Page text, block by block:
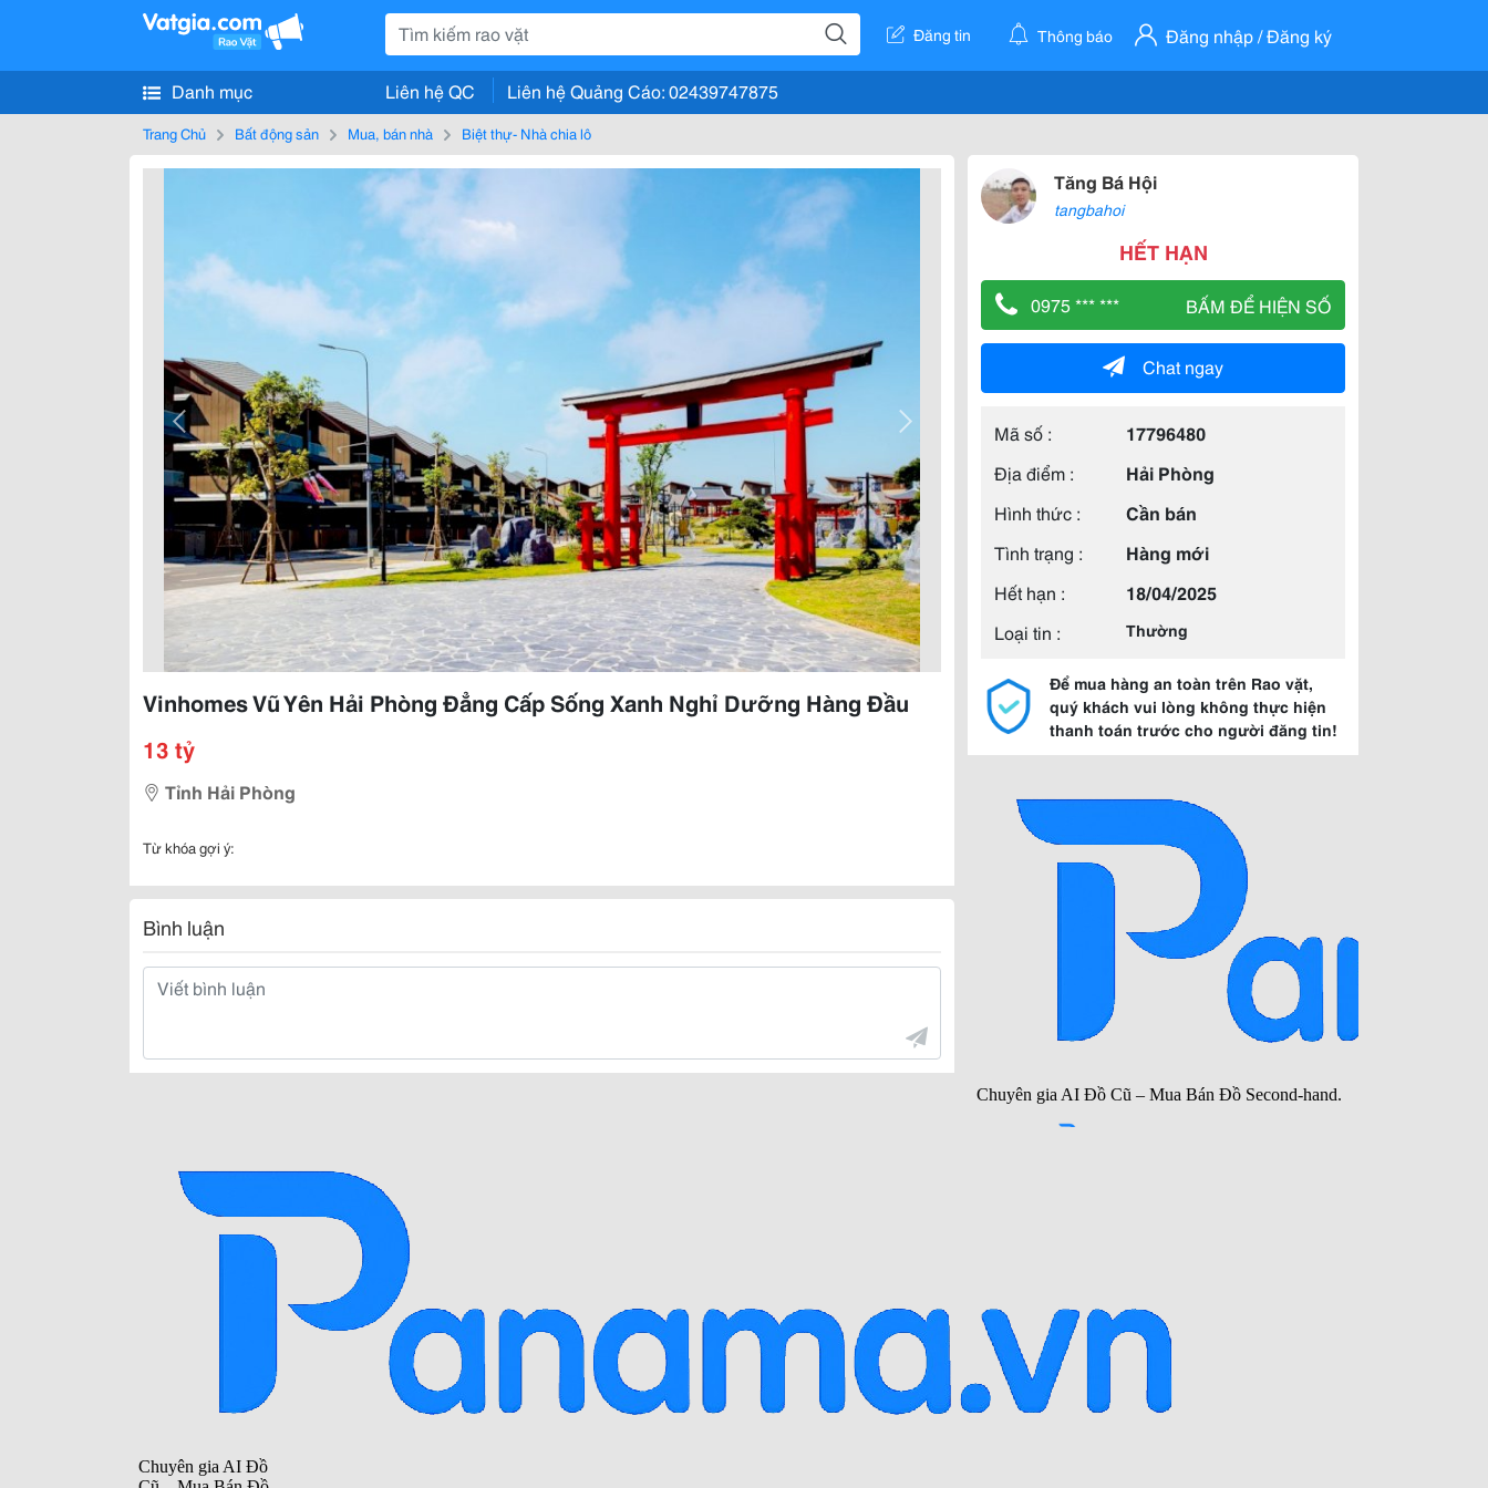
Đăng tin Thông báo Đăng nhập / Đăng ký
Danh mục Liên hệ QC Liên hệ Quảng Cáo: 02439747875
Trang Chủ Bất động sản Mua, bán nhà Biệt thự- Nhà chia lô
Vinhomes Vũ Yên Hải Phòng Đẳng Cấp Sống Xanh Nghỉ Dưỡng Hàng Đầu
13 tỷ
Tỉnh Hải Phòng
Từ khóa gợi ý:
Bình luận
Tăng Bá Hội
tangbahoi
HẾT HẠN
0975 *** *** BẤM ĐỂ HIỆN SỐ
Chat ngay
Mã số :
17796480
Địa điểm :
Hải Phòng
Hình thức :
Cần bán
Tình trạng :
Hàng mới
Hết hạn :
18/04/2025
Loại tin :
Thường
Để mua hàng an toàn trên Rao vặt,
quý khách vui lòng không thực hiện
thanh toán trước cho người đăng tin!